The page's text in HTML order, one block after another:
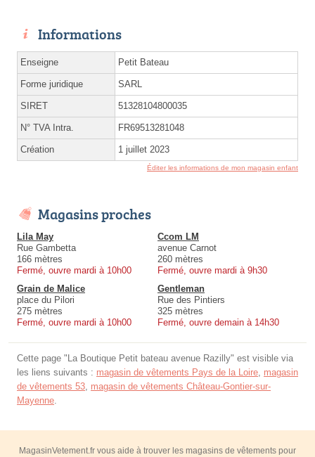
Informations
Enseigne Petit Bateau
Forme juridique SARL
SIRET 51328104800035
N° TVA Intra. FR69513281048
Création 1 juillet 2023
Éditer les informations de mon magasin enfant
Magasins proches
Lila May
Rue Gambetta
166 mètres
Fermé, ouvre mardi à 10h00
Ccom LM
avenue Carnot
260 mètres
Fermé, ouvre mardi à 9h30
Grain de Malice
place du Pilori
275 mètres
Fermé, ouvre mardi à 10h00
Gentleman
Rue des Pintiers
325 mètres
Fermé, ouvre demain à 14h30
Cette page "La Boutique Petit bateau avenue Razilly" est visible via
les liens suivants : magasin de vêtements Pays de la Loire magasin
de vêtements 53 magasin de vêtements Château-Gontier-sur-
Mayenne
MagasinVetement.fr vous aide à trouver les magasins de vêtements pour